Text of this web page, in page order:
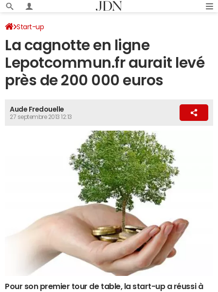
Start-up
La cagnotte en ligne
Lepotcommun.fr aurait levé
près de 200 000 euros
Aude Fredouelle
27 septembre 2013 12:13
Pour son premier tour de table, la start-up a réussi à